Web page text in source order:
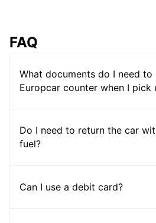
FAQ
What documents do I need
Europcar counter when I pick
Do I need to return the car
fuel?
Can I use a debit card?